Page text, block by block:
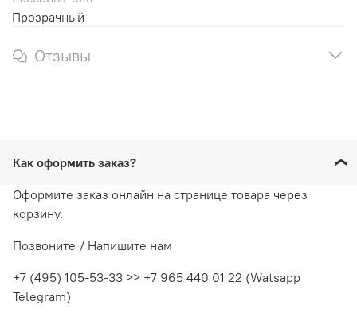
Прозрачный
Отзывы
Как оформить заказ?
Оформите заказ онлайн на странице товара через
корзину.
Позвоните / Напишите нам
+7 (495) 105-53-33 >> +7 965 440 01 22 (Watsapp
Telegram)